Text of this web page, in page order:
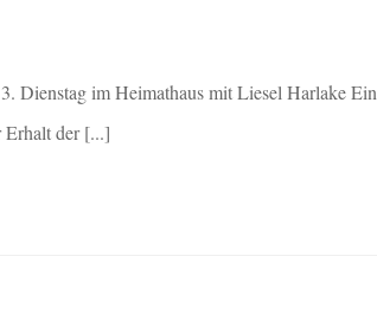
Dienstag im Heimathaus mit Liesel Harlake Ein
Erhalt der [...]